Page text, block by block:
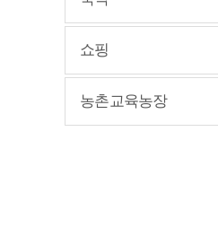
쇼핑
농촌교육농장